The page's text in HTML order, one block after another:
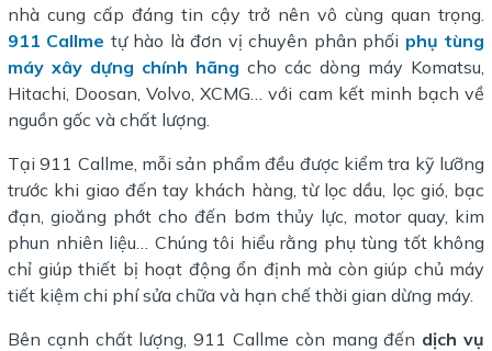
nhà cung cấp đáng tin cậy trở nên vô cùng quan trọng.
911 Callme tự hào là đơn vị chuyên phân phối phụ tùng
máy xây dựng chính hãng cho các dòng máy Komatsu,
Hitachi, Doosan, Volvo, XCMG… với cam kết minh bạch về
nguồn gốc và chất lượng.
Tại 911 Callme, mỗi sản phẩm đều được kiểm tra kỹ lưỡng
trước khi giao đến tay khách hàng, từ lọc dầu, lọc gió, bạc
đạn, gioăng phớt cho đến bơm thủy lực, motor quay, kim
phun nhiên liệu… Chúng tôi hiểu rằng phụ tùng tốt không
chỉ giúp thiết bị hoạt động ổn định mà còn giúp chủ máy
tiết kiệm chi phí sửa chữa và hạn chế thời gian dừng máy.
Bên cạnh chất lượng, 911 Callme còn mang đến dịch vụ